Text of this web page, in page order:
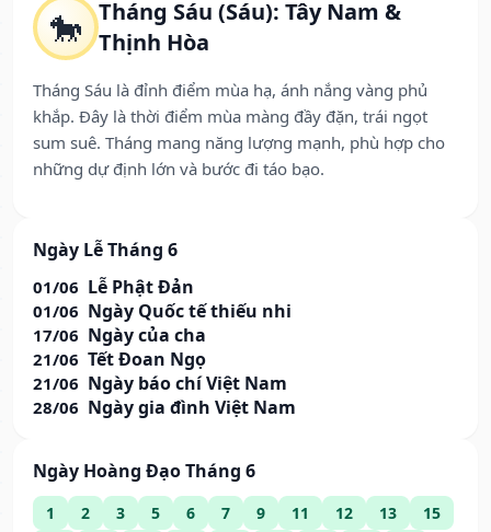
🐎 Tháng Sáu (Sáu): Tây Nam &
Thịnh Hòa
Tháng Sáu là đỉnh điểm mùa hạ, ánh nắng vàng phủ
khắp. Đây là thời điểm mùa màng đầy đặn, trái ngọt
sum suê. Tháng mang năng lượng mạnh, phù hợp cho
những dự định lớn và bước đi táo bạo.
Ngày Lễ Tháng 6
01/06 Lễ Phật Đản
01/06 Ngày Quốc tế thiếu nhi
17/06 Ngày của cha
21/06 Tết Đoan Ngọ
21/06 Ngày báo chí Việt Nam
28/06 Ngày gia đình Việt Nam
Ngày Hoàng Đạo Tháng 6
1 2 3 5 6 7 9 11 12 13
15